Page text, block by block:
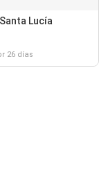
Lucía
26 días